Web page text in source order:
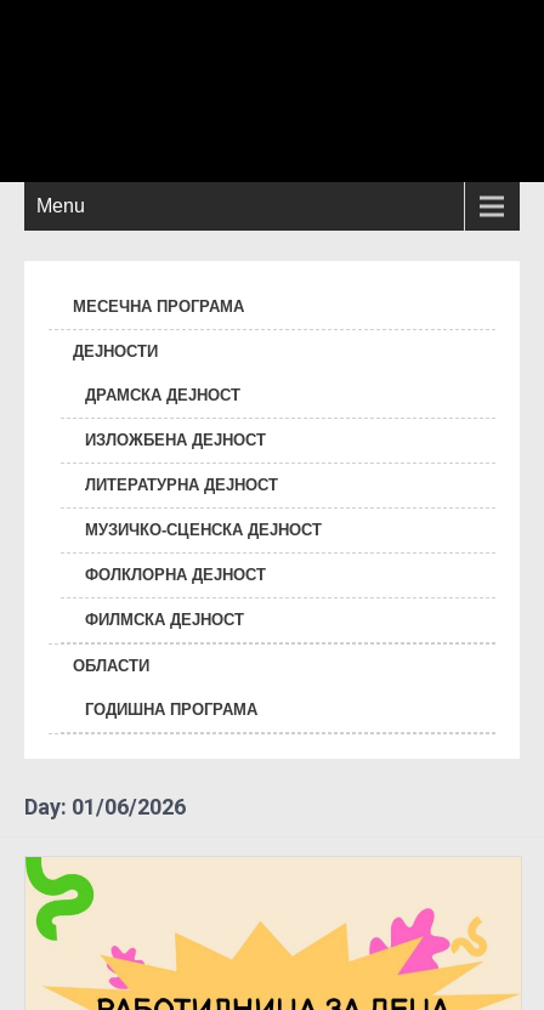
Menu
МЕСЕЧНА ПРОГРАМА
ДЕЈНОСТИ
ДРАМСКА ДЕЈНОСТ
ИЗЛОЖБЕНА ДЕЈНОСТ
ЛИТЕРАТУРНА ДЕЈНОСТ
МУЗИЧКО-СЦЕНСКА ДЕЈНОСТ
ФОЛКЛОРНА ДЕЈНОСТ
ФИЛМСКА ДЕЈНОСТ
ОБЛАСТИ
ГОДИШНА ПРОГРАМА
Day: 01/06/2026